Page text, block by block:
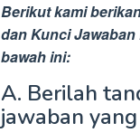
Berikut kami
dan Kunci Jawaban
bawah ini:
A. Berilah
jawaban